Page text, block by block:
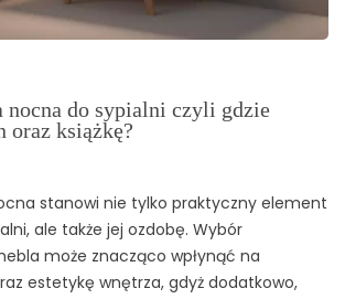
nocna do sypialni czyli gdzie
oraz książkę?
stanowi nie tylko praktyczny element
ale także jej ozdobę. Wybór
może znacząco wpłynąć na
estetykę wnętrza, gdyż dodatkowo,